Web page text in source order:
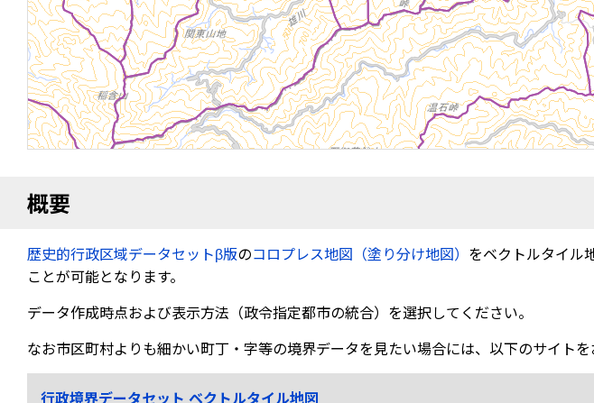
概要
歴史的行政区域データセットβ版のコロプレス地図（塗り分け地図） をベクトルタイル
ことが可能となります。
データ作成時点および表示方法（政令指定都市の統合）を選択してください。
なお市区町村よりも細かい町丁・字等の境界データを見たい場合には、以下のサイトを
行政境界データセット ベクトルタイル地図